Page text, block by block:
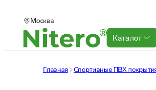
Москва
Каталог
Главная Спортивные ПВХ